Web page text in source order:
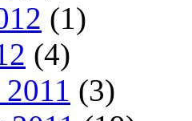
(1)
(4)
(3)